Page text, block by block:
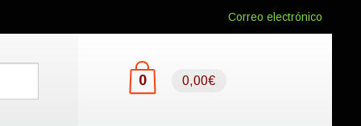
Correo electrónico
0 0,00€